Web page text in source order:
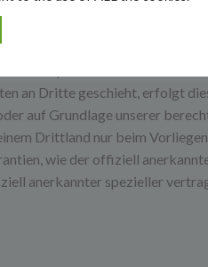
Europäischen
an Dritte geschieht, erfolgt
auf Grundlage unserer
Drittland nur beim
wie der offiziell
anerkannter spezieller